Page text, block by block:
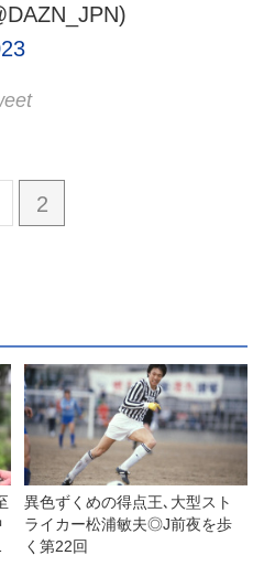
2
異色ずくめの得点王､大型スト
ライカー松浦敏夫◎J前夜を歩
く第22回